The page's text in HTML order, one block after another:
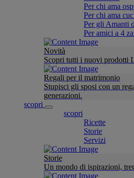
Per chi ama
Per chi ama
Per gli Amanti
Per amici a 4
Novità
Scopri tutti i nuovi prodotti
Regali per il matrimonio
Stupisci gli sposi con un
generazioni.
scopri
scopri
Ricette
Storie
Servizi
Storie
Un mondo di ispirazioni,